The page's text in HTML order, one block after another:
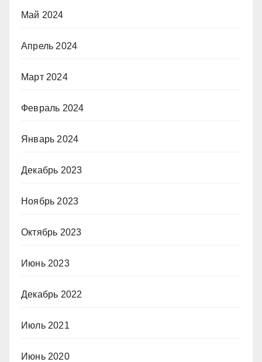
Май 2024
Апрель 2024
Март 2024
Февраль 2024
Январь 2024
Декабрь 2023
Ноябрь 2023
Октябрь 2023
Июнь 2023
Декабрь 2022
Июль 2021
Июнь 2020